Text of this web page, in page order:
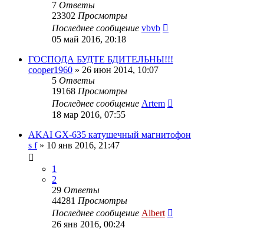
7 Ответы
23302 Просмотры
Последнее сообщение vbvb
05 май 2016, 20:18
ГОСПОДА БУДТЕ БДИТЕЛЬНЫ!!!
cooper1960 » 26 июн 2014, 10:07
5 Ответы
19168 Просмотры
Последнее сообщение Artem
18 мар 2016, 07:55
AKAI GX-635 катушечный магнитофон
s f» 10 янв 2016, 21:47
1
2
29 Ответы
44281 Просмотры
Последнее сообщение Albert
26 янв 2016, 00:24